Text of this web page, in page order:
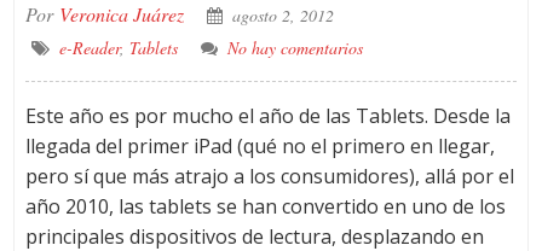
Por Veronica Juárez
agosto 2, 2012
e-Reader, Tablets No hay comentarios
Este año es por mucho el año de las Tablets. Desde la
llegada del primer iPad (qué no el primero en llegar,
pero sí que más atrajo a los consumidores), allá por el
año 2010, las tablets se han convertido en uno de los
principales dispositivos de lectura, desplazando en